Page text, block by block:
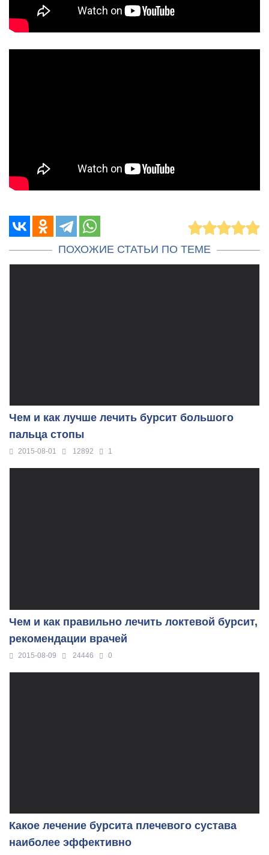
ПОХОЖИЕ СТАТЬИ ПО ТЕМЕ
Чем и как лучше лечить бурсит большого
пальца стопы
2015-08-01 12892 1
Чем и как правильно лечить локтевой бурсит,
рекомендации врачей
2015-08-09 24446 0
Какое лечение бурсита плечевого сустава
наиболее эффективно